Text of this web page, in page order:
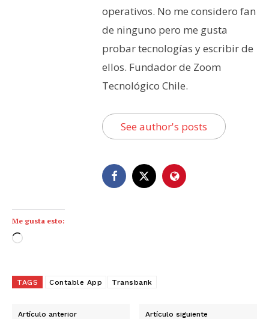
operativos. No me considero fan
de ninguno pero me gusta
probar tecnologías y escribir de
ellos. Fundador de Zoom
Tecnológico Chile.
See author's posts
Me gusta esto:
C
g
n
TAGS Contable App Transbank
Artículo anterior Artículo siguiente